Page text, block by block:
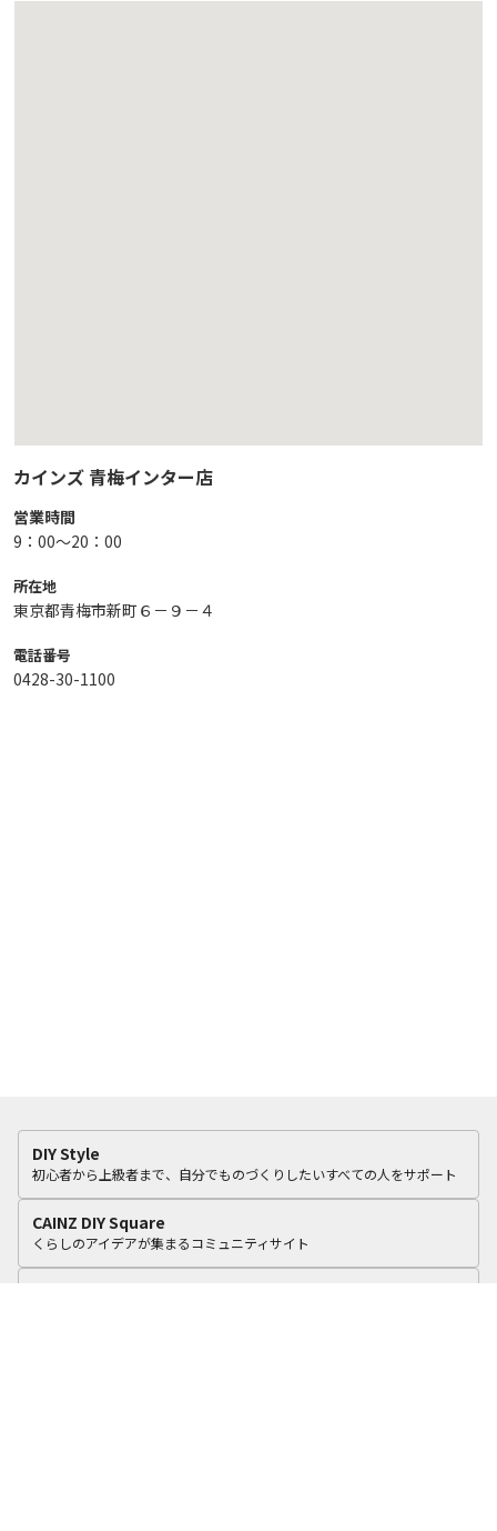
カインズ 青梅インター店
営業時間
9：00～20：00
所在地
東京都青梅市新町６－９－４
電話番号
0428-30-1100
DIY Style
初心者から上級者まで、自分でものづくりしたいすべての人をサポート
CAINZ DIY Square
くらしのアイデアが集まるコミュニティサイト